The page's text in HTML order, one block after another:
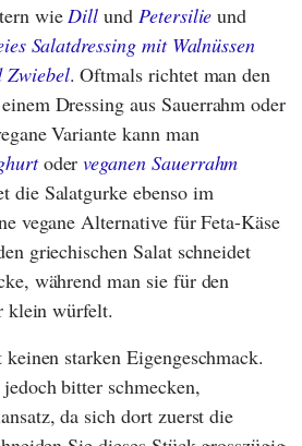
wieDill und Petersilie und
Salatdressing mit Walnüssen
Zwiebel. Oftmals richtet man den
Dressing aus Sauerrahm oder
Variante kann man
oderveganen Sauerrahm
die Salatgurke ebenso im
vegane Alternative für Feta-Käse
griechischen Salat schneidet
während man sie für den
klein würfelt.
starken Eigengeschmack.
bitter schmecken,
da sich dort zuerst die